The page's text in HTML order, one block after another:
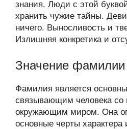
знания. Люди с этой
хранить чужие тайны.
ничего. Выносливость и
Излишняя конкретика и
Значение фамилии
Фамилия является
связывающим человека со
окружающим миром. Она
основные черты